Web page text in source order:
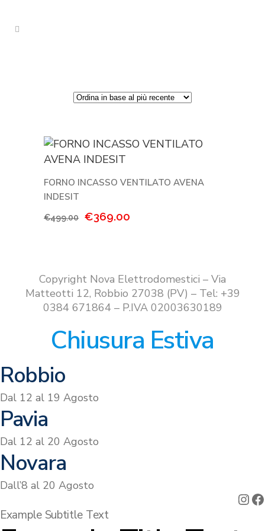
FORNO INCASSO VENTILATO AVENA
INDESIT
€499.00
Il
€499.00.
€369.00
€369.00.
Copyright Nova Elettrodomestici – Via
Matteotti 12, Robbio 27038 (PV) – Tel: +39
0384 671864 – P.IVA 02003630189
Chiusura Estiva
Robbio
Dal 12 al 19 Agosto
Pavia
Dal 12 al 20 Agosto
Novara
Dall’8 al 20 Agosto
Example Subtitle Text